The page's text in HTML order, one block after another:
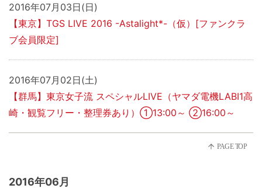
2016年07月03日(日)
【東京】TGS LIVE 2016 -Astalight*-（仮）[ファンクラ
ブ会員限定]
2016年07月02日(土)
【群馬】東京女子流 スペシャルLIVE（ヤマダ電機LABI1高
崎・観覧フリー・整理券あり）①13:00～ ②16:00～
2016年06月